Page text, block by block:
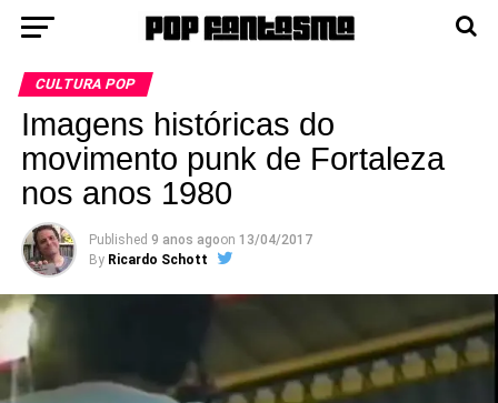
CULTURA POP
Imagens históricas do
movimento punk de Fortaleza
nos anos 1980
Published 9 anos agoon 13/04/2017
By Ricardo Schott